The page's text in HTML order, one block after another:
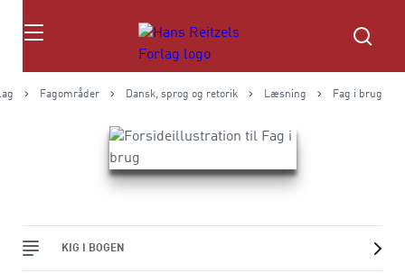
Søg
Fagområder Dansk, sprog og retorik Læsning Fag i brug
KIG I BOGEN